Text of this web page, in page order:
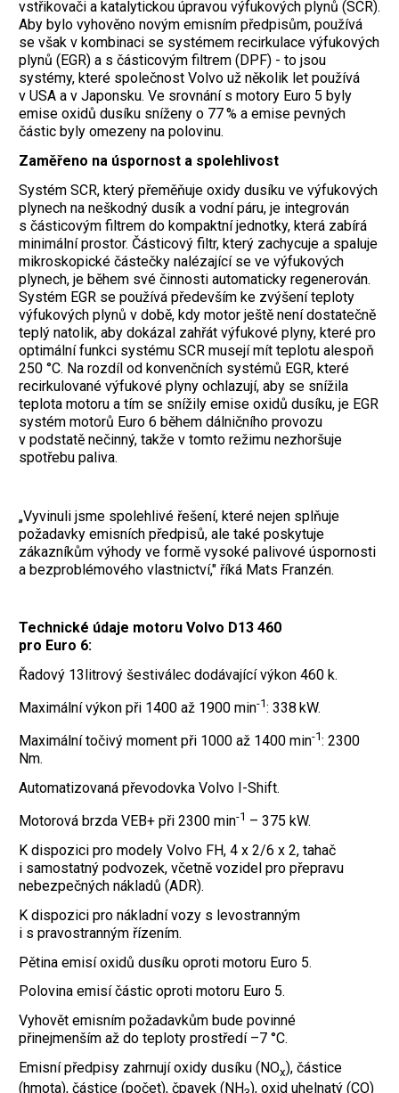
vstřikovači a katalytickou úpravou výfukových plynů (SCR).
Aby bylo vyhověno novým emisním předpisům, používá
se však v kombinaci se systémem recirkulace výfukových
plynů (EGR) a s částicovým filtrem (DPF) - to jsou
systémy, které společnost Volvo už několik let používá
v USA a v Japonsku. Ve srovnání s motory Euro 5 byly
emise oxidů dusíku sníženy o 77 % a emise pevných
částic byly omezeny na polovinu.
Zaměřeno na úspornost a spolehlivost
Systém SCR, který přeměňuje oxidy dusíku ve výfukových
plynech na neškodný dusík a vodní páru, je integrován
s částicovým filtrem do kompaktní jednotky, která zabírá
minimální prostor. Částicový filtr, který zachycuje a spaluje
mikroskopické částečky nalézající se ve výfukových
plynech, je během své činnosti automaticky regenerován.
Systém EGR se používá především ke zvýšení teploty
výfukových plynů v době, kdy motor ještě není dostatečně
teplý natolik, aby dokázal zahřát výfukové plyny, které pro
optimální funkci systému SCR musejí mít teplotu alespoň
250 °C. Na rozdíl od konvenčních systémů EGR, které
recirkulované výfukové plyny ochlazují, aby se snížila
teplota motoru a tím se snížily emise oxidů dusíku, je EGR
systém motorů Euro 6 během dálničního provozu
v podstatě nečinný, takže v tomto režimu nezhoršuje
spotřebu paliva.
„Vyvinuli jsme spolehlivé řešení, které nejen splňuje
požadavky emisních předpisů, ale také poskytuje
zákazníkům výhody ve formě vysoké palivové úspornosti
a bezproblémového vlastnictví," říká Mats Franzén.
Technické údaje motoru Volvo D13 460
pro Euro 6:
Řadový 13litrový šestiválec dodávající výkon 460 k.
Maximální výkon při 1400 až 1900 min-1: 338 kW.
Maximální točivý moment při 1000 až 1400 min-1: 2300
Nm.
Automatizovaná převodovka Volvo I-Shift.
Motorová brzda VEB+ při 2300 min-1 – 375 kW.
K dispozici pro modely Volvo FH, 4 x 2/6 x 2, tahač
i samostatný podvozek, včetně vozidel pro přepravu
nebezpečných nákladů (ADR).
K dispozici pro nákladní vozy s levostranným
i s pravostranným řízením.
Pětina emisí oxidů dusíku oproti motoru Euro 5.
Polovina emisí částic oproti motoru Euro 5.
Vyhovět emisním požadavkům bude povinné
přinejmenším až do teploty prostředí –7 °C.
Emisní předpisy zahrnují oxidy dusíku (NOx), částice
(hmota), částice (počet), čpavek (NH ), oxid uhelnatý (CO)